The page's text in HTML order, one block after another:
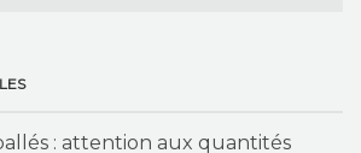
: attention aux quantités